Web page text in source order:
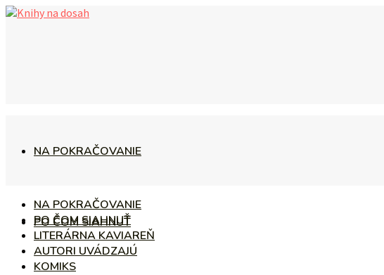
NA POKRAČOVANIE
PO ČOM SIAHNUŤ
NA POKRAČOVANIE
PO ČOM SIAHNUŤ
LITERÁRNA KAVIAREŇ
AUTORI UVÁDZAJÚ
KOMIKS